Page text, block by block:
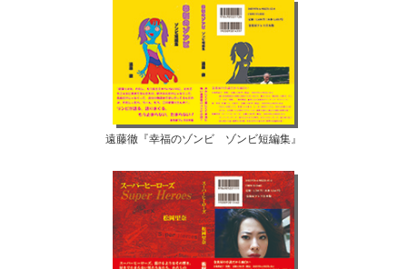
遠藤徹『幸福のゾンビ ゾンビ短編集』